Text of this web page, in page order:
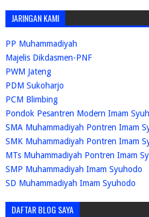
JARINGAN KAMI
PP Muhammadiyah
Majelis Dikdasmen-PNF
PWM Jateng
PDM Sukoharjo
PCM Blimbing
Pondok Pesantren Modern Imam
SMA Muhammadiyah Pontren Imam
SMK Muhammadiyah Pontren Imam
MTs Muhammadiyah Pontren Imam
SMP Muhammadiyah Imam Syuhodo
SD Muhammadiyah Imam Syuhodo
DAFTAR BLOG SAYA